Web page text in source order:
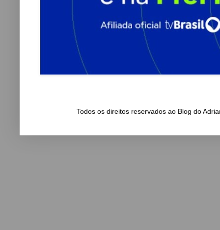
Todos os direitos reservados ao Blog do